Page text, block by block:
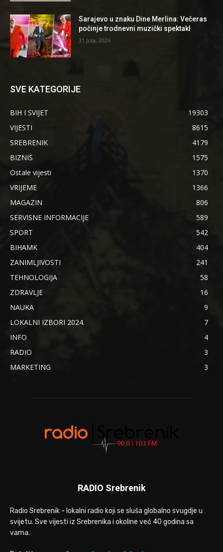
Sarajevo u znaku Dine Merlina: Večeras
počinje trodnevni muzički spektakl
31 Jula, 2026
SVE KATEGORIJE
BIH I SVIJET
19303
VIJESTI
8615
SREBRENIK
4179
BIZNIS
1575
Ostale vijesti
1370
VRIJEME
1366
MAGAZIN
806
SERVISNE INFORMACIJE
589
SPORT
542
BIHAMK
404
ZANIMLJIVOSTI
241
TEHNOLOGIJA
58
ZDRAVLJE
16
NAUKA
9
LOKALNI IZBORI 2024.
7
INFO
4
RADIO
3
MARKETING
3
RADIO Srebrenik
Radio Srebrenik - lokalni radio koji se sluša globalno svugdje u
svijetu. Sve vijesti iz Srebrenika i okoline već 40 godina sa
vama.